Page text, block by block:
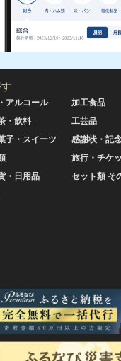
アルコール
・飲料
子・スイーツ
・日用品
加工食品
工芸品
感謝状・記
旅行・チケ
セット類 そ